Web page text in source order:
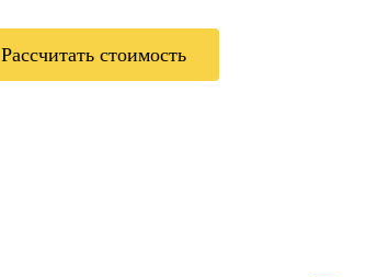
Рассчитать стоимость